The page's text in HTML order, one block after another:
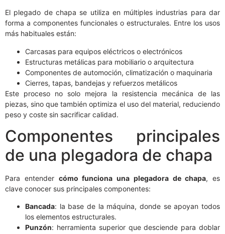
El plegado de chapa se utiliza en múltiples industrias para dar
forma a componentes funcionales o estructurales. Entre los usos
más habituales están:
Carcasas para equipos eléctricos o electrónicos
Estructuras metálicas para mobiliario o arquitectura
Componentes de automoción, climatización o maquinaria
Cierres, tapas, bandejas y refuerzos metálicos
Este proceso no solo mejora la resistencia mecánica de las
piezas, sino que también optimiza el uso del material, reduciendo
peso y coste sin sacrificar calidad.
Componentes principales
de una plegadora de chapa
Para entender cómo funciona una plegadora de chapa, es
clave conocer sus principales componentes:
Bancada: la base de la máquina, donde se apoyan todos
los elementos estructurales.
Punzón: herramienta superior que desciende para doblar